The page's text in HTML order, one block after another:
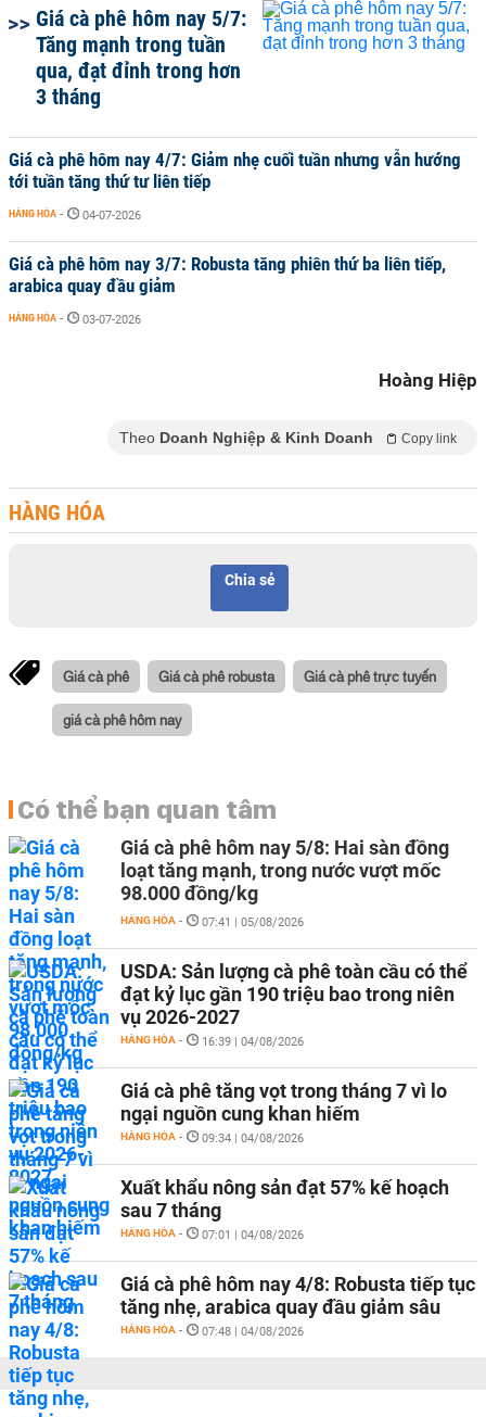
Giá cà phê hôm nay 5/7:
Tăng mạnh trong tuần
qua, đạt đỉnh trong hơn
3 tháng
Giá cà phê hôm nay 4/7: Giảm nhẹ cuối tuần nhưng vẫn hướng
tới tuần tăng thứ tư liên tiếp
HÀNG HÓA - 04-07-2026
Giá cà phê hôm nay 3/7: Robusta tăng phiên thứ ba liên tiếp,
arabica quay đầu giảm
HÀNG HÓA - 03-07-2026
Hoàng Hiệp
Theo Doanh Nghiệp & Kinh Doanh Copy link
HÀNG HÓA
Chia sẻ
Giá cà phê Giá cà phê robusta Giá cà phê trực tuyến
giá cà phê hôm nay
Có thể bạn quan tâm
Giá cà phê hôm nay 5/8: Hai sàn đồng
loạt tăng mạnh, trong nước vượt mốc
98.000 đồng/kg
HÀNG HÓA - 07:41 | 05/08/2026
USDA: Sản lượng cà phê toàn cầu có thể
đạt kỷ lục gần 190 triệu bao trong niên
vụ 2026-2027
HÀNG HÓA - 16:39 | 04/08/2026
Giá cà phê tăng vọt trong tháng 7 vì lo
ngại nguồn cung khan hiếm
HÀNG HÓA - 09:34 | 04/08/2026
Xuất khẩu nông sản đạt 57% kế hoạch
sau 7 tháng
HÀNG HÓA - 07:01 | 04/08/2026
Giá cà phê hôm nay 4/8: Robusta tiếp tục
tăng nhẹ, arabica quay đầu giảm sâu
HÀNG HÓA - 07:48 | 04/08/2026